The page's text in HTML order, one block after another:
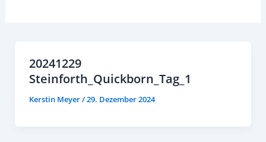
20241229
Steinforth_Quickborn_Tag_1
Kerstin Meyer/29. Dezember 2024